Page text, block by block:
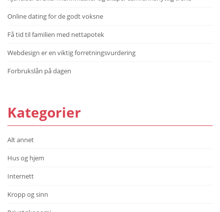
Online dating for de godt voksne
Få tid til familien med nettapotek
Webdesign er en viktig forretningsvurdering
Forbrukslån på dagen
Kategorier
Alt annet
Hus og hjem
Internett
Kropp og sinn